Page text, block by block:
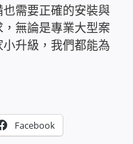
東免煩惱
需要正確的安裝與
無論是專業大型案
升級，我們都能為
Facebook